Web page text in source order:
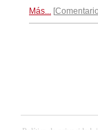
Más...